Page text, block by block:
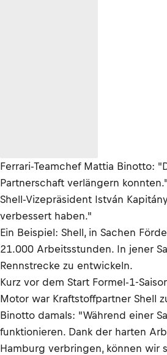
Ferrari-Teamchef Mattia Binotto:
Partnerschaft verlängern konnten."
Shell-Vizepräsident István
verbessert haben."
Ein Beispiel: Shell, in Sachen
21.000 Arbeitsstunden. In jener
Rennstrecke zu entwickeln.
Kurz vor dem Start Formel-1-
Motor war Kraftstoffpartner Shell
Binotto damals: "Während einer
funktionieren. Dank der harten
Hamburg verbringen, können wir